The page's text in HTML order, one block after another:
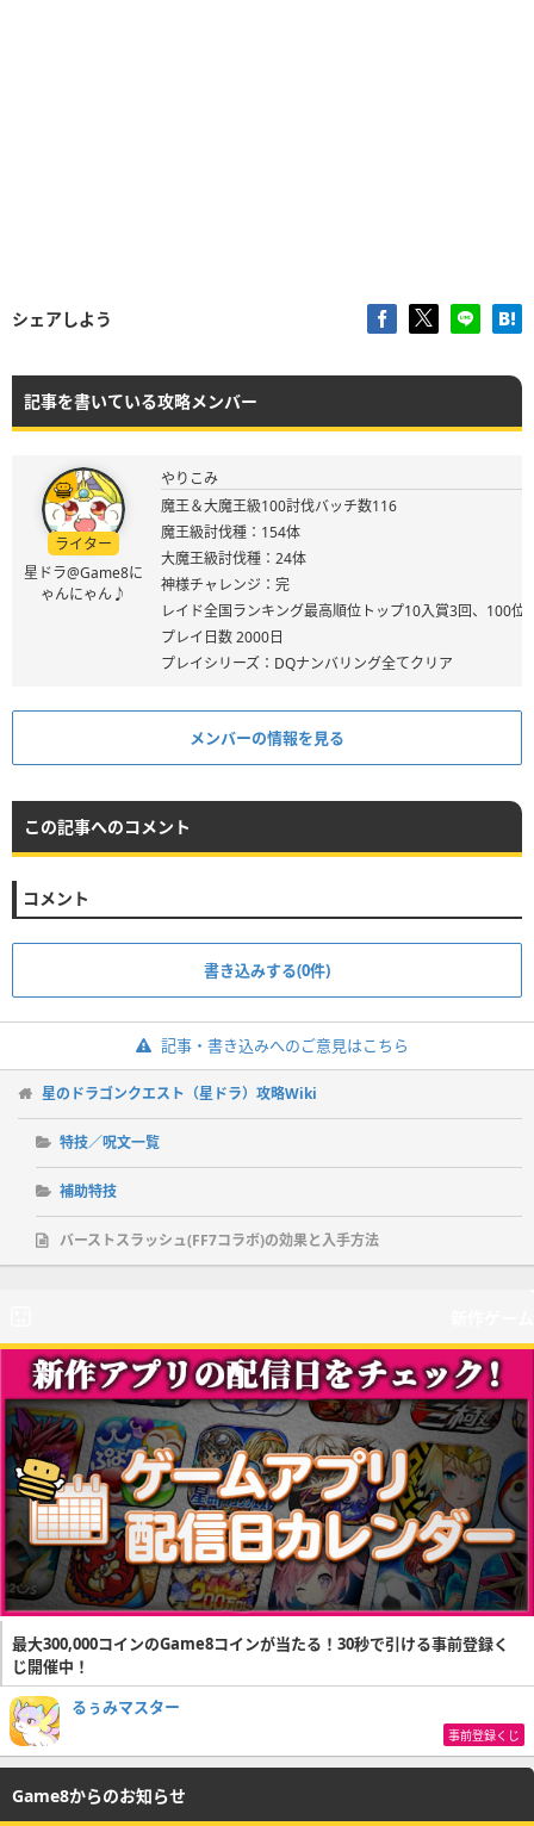
シェアしよう
記事を書いている攻略メンバー
ライター
星ドラ@Game8に
ゃんにゃん♪
やりこみ
魔王＆大魔王級100討伐バッチ数116
魔王級討伐種：154体
大魔王級討伐種：24体
神様チャレンジ：完
レイド全国ランキング最高順位トップ10入賞3回、100位
プレイ日数 2000日
プレイシリーズ：DQナンバリング全てクリア
メンバーの情報を見る
この記事へのコメント
コメント
書き込みする(0件)
記事・書き込みへのご意見はこちら
星のドラゴンクエスト（星ドラ）攻略Wiki
特技／呪文一覧
補助特技
バーストスラッシュ(FF7コラボ)の効果と入手方法
最大300,000コインのGame8コインが当たる！30秒で引ける事前登録く
じ開催中！
るぅみマスター
事前登録くじ
Game8からのお知らせ